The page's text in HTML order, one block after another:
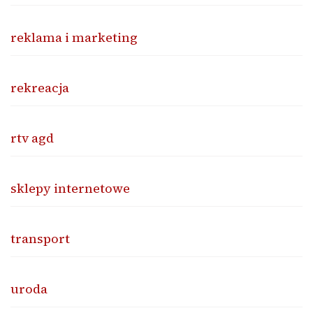
reklama i marketing
rekreacja
rtv agd
sklepy internetowe
transport
uroda